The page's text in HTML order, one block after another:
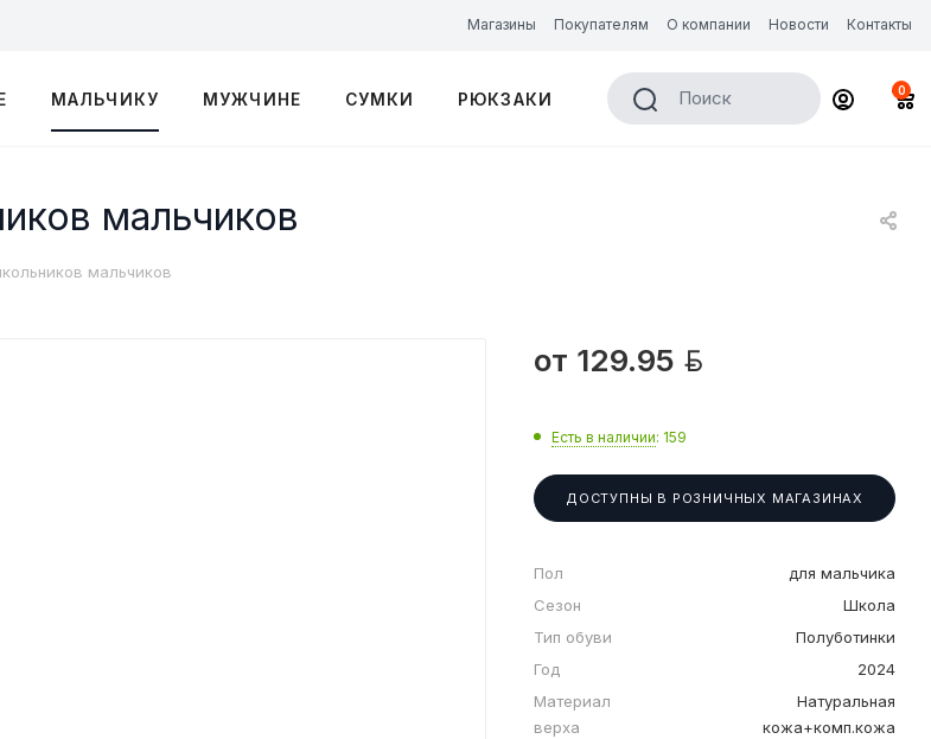
Магазины Покупателям О компании Новости Контакты
МАЛЬЧИКУ МУЖЧИНЕ СУМКИ РЮКЗАКИ Поиск 0
мальчиков
мальчиков
от 129.95 
Есть в наличии: 159
ДОСТУПНЫ В РОЗНИЧНЫХ МАГАЗИНАХ
Пол
для мальчика
Сезон
Школа
Тип обуви
Полуботинки
Год
2024
Материал
верха
Натуральная
кожа+комп.кожа